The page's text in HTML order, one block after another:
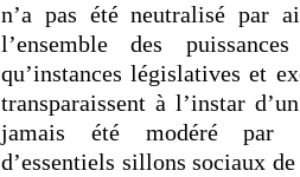
n’a pas été neutralisé par
l’ensemble des
qu’instances législatives et
transparaissent à l’instar
jamais été modéré par
d’essentiels sillons sociaux